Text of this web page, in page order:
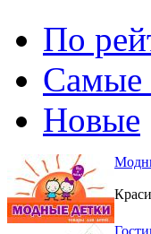
По
Самые
Новые